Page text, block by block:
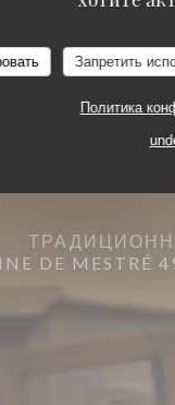
Запретить
Политика
DE MESTRÉ